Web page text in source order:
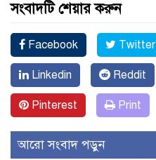
সংবাদটি শেয়ার করুন
Facebook Twitter
Linkedin Reddit
Pinterest Print
আরো সংবাদ পড়ুন